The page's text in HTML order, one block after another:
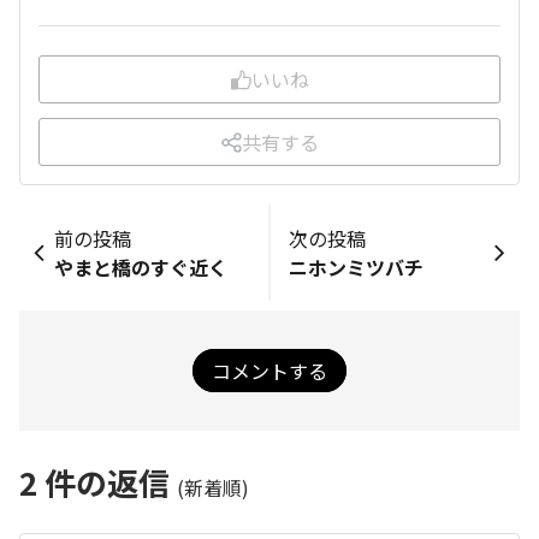
いいね
共有する
前の投稿
やまと橋のすぐ近く
次の投稿
ニホンミツバチ
コメントする
2 件の返信 (新着順)